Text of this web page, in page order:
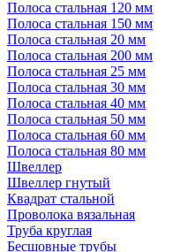
Полоса стальная 120 мм
Полоса стальная 150 мм
Полоса стальная 20 мм
Полоса стальная 200 мм
Полоса стальная 25 мм
Полоса стальная 30 мм
Полоса стальная 40 мм
Полоса стальная 50 мм
Полоса стальная 60 мм
Полоса стальная 80 мм
Швеллер
Швеллер гнутый
Квадрат стальной
Проволока вязальная
Труба круглая
Бесшовные трубы